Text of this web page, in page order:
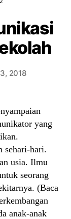
2018
yang
sehari-hari.
usia. Ilmu
seorang
(Baca
anak-anak